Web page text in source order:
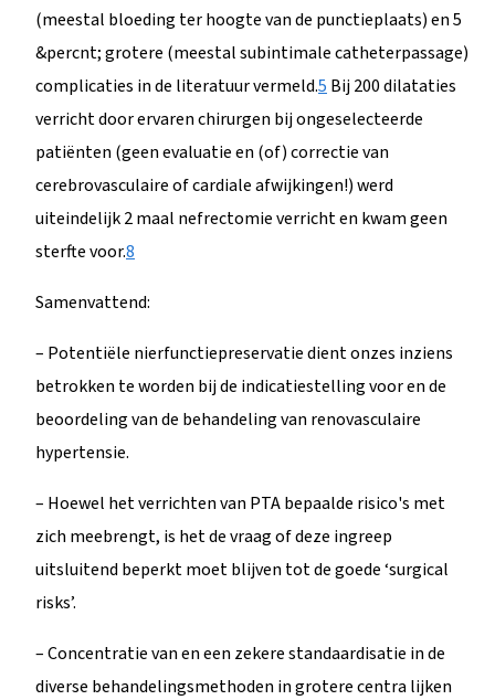
(meestal bloeding ter hoogte van de punctieplaats) en 5
&percnt; grotere (meestal subintimale catheterpassage)
complicaties in de literatuur vermeld.5 Bij 200 dilataties
verricht door ervaren chirurgen bij ongeselecteerde
patiënten (geen evaluatie en (of) correctie van
cerebrovasculaire of cardiale afwijkingen!) werd
uiteindelijk 2 maal nefrectomie verricht en kwam geen
sterfte voor.8
Samenvattend:
– Potentiële nierfunctiepreservatie dient onzes inziens
betrokken te worden bij de indicatiestelling voor en de
beoordeling van de behandeling van renovasculaire
hypertensie.
– Hoewel het verrichten van PTA bepaalde risico's met
zich meebrengt, is het de vraag of deze ingreep
uitsluitend beperkt moet blijven tot de goede ‘surgical
risks’.
– Concentratie van en een zekere standaardisatie in de
diverse behandelingsmethoden in grotere centra lijken